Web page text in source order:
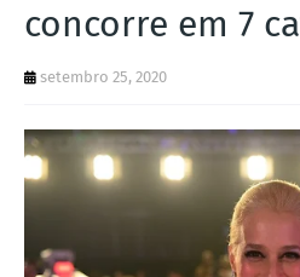
TÍ
S
concorre em 7
setembro 25, 2020